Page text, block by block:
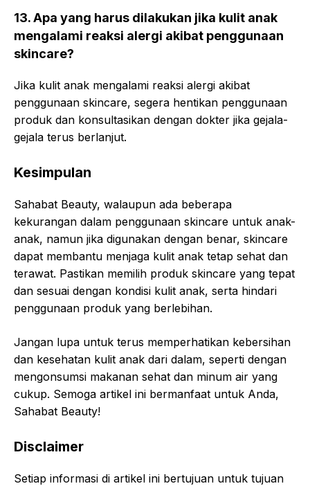
13. Apa yang harus dilakukan jika kulit anak
mengalami reaksi alergi akibat penggunaan
skincare?
Jika kulit anak mengalami reaksi alergi akibat
penggunaan skincare, segera hentikan penggunaan
produk dan konsultasikan dengan dokter jika gejala-
gejala terus berlanjut.
Kesimpulan
Sahabat Beauty, walaupun ada beberapa
kekurangan dalam penggunaan skincare untuk anak-
anak, namun jika digunakan dengan benar, skincare
dapat membantu menjaga kulit anak tetap sehat dan
terawat. Pastikan memilih produk skincare yang tepat
dan sesuai dengan kondisi kulit anak, serta hindari
penggunaan produk yang berlebihan.
Jangan lupa untuk terus memperhatikan kebersihan
dan kesehatan kulit anak dari dalam, seperti dengan
mengonsumsi makanan sehat dan minum air yang
cukup. Semoga artikel ini bermanfaat untuk Anda,
Sahabat Beauty!
Disclaimer
Setiap informasi di artikel ini bertujuan untuk tujuan